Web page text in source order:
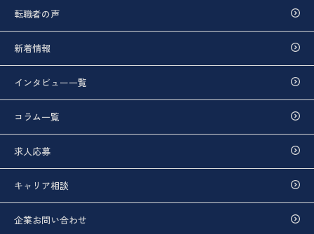
転職者の声
新着情報
インタビュー一覧
コラム一覧
求人応募
キャリア相談
企業お問い合わせ